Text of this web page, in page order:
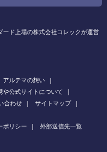
ード上場の株式会社コレックが運営
アルテマの想い
や公式サイトについて
合わせ
サイトマップ
ポリシー 外部送信先一覧